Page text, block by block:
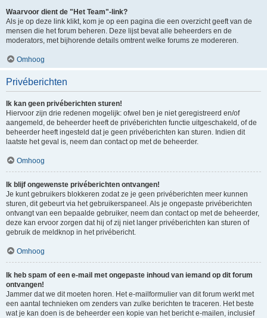
Waarvoor dient de "Het Team"-link?
Als je op deze link klikt, kom je op een pagina die een overzicht geeft van de
mensen die het forum beheren. Deze lijst bevat alle beheerders en de
moderators, met bijhorende details omtrent welke forums ze modereren.
Omhoog
Privéberichten
Ik kan geen privéberichten sturen!
Hiervoor zijn drie redenen mogelijk: ofwel ben je niet geregistreerd en/of
aangemeld, de beheerder heeft de privéberichten functie uitgeschakeld, of de
beheerder heeft ingesteld dat je geen privéberichten kan sturen. Indien dit
laatste het geval is, neem dan contact op met de beheerder.
Omhoog
Ik blijf ongewenste privéberichten ontvangen!
Je kunt gebruikers blokkeren zodat ze je geen privéberichten meer kunnen
sturen, dit gebeurt via het gebruikerspaneel. Als je ongepaste privéberichten
ontvangt van een bepaalde gebruiker, neem dan contact op met de beheerder,
deze kan ervoor zorgen dat hij of zij niet langer privéberichten kan sturen of
gebruik de meldknop in het privébericht.
Omhoog
Ik heb spam of een e-mail met ongepaste inhoud van iemand op dit forum
ontvangen!
Jammer dat we dit moeten horen. Het e-mailformulier van dit forum werkt met
een aantal technieken om zenders van zulke berichten te traceren. Het beste
wat je kan doen is de beheerder een kopie van het bericht e-mailen, inclusief